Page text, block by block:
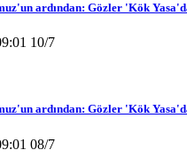
ardından: Gözler 'Kök
10/7
ardından: Gözler 'Kök
08/7